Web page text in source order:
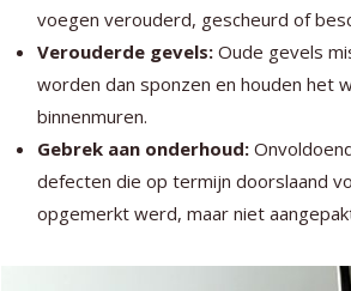
voegen verouderd, gescheurd of
Verouderde gevels: Oude gevels
worden dan sponzen en houden het
binnenmuren.
Gebrek aan onderhoud:
defecten die op termijn doorslaand
opgemerkt werd, maar niet